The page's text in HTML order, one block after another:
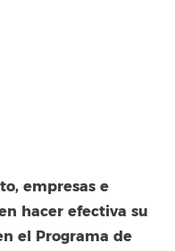
empresas e
hacer efectiva su
el Programa de